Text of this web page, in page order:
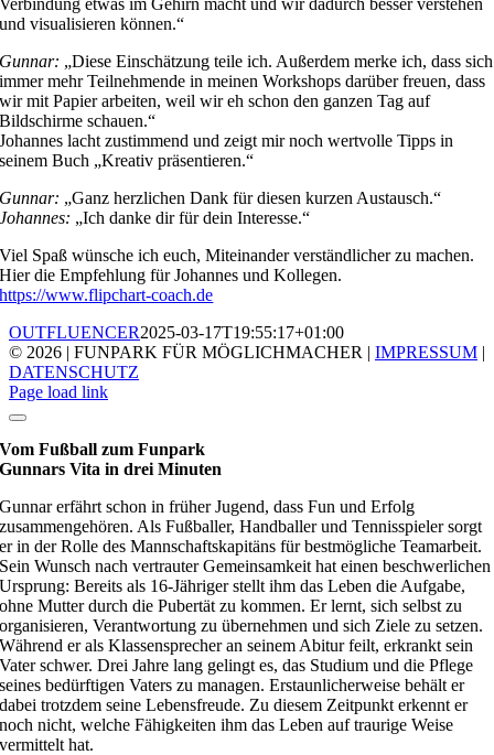
und visualisieren können.“
Gunnar: „Diese Einschätzung teile ich. Außerdem merke ich, dass sich
immer mehr Teilnehmende in meinen Workshops darüber freuen, dass
wir mit Papier arbeiten, weil wir eh schon den ganzen Tag auf
Bildschirme schauen.“
Johannes lacht zustimmend und zeigt mir noch wertvolle Tipps in
seinem Buch „Kreativ präsentieren.“
Gunnar: „Ganz herzlichen Dank für diesen kurzen Austausch.“
Johannes: „Ich danke dir für dein Interesse.“
Viel Spaß wünsche ich euch, Miteinander verständlicher zu machen.
Hier die Empfehlung für Johannes und Kollegen.
https://www.flipchart-coach.de
OUTFLUENCER2025-03-17T19:55:17+01:00
© 2026 | FUNPARK FÜR MÖGLICHMACHER | IMPRESSUM |
DATENSCHUTZ
Page load link
Vom Fußball zum Funpark
Gunnars Vita in drei Minuten
Gunnar erfährt schon in früher Jugend, dass Fun und Erfolg
zusammengehören. Als Fußballer, Handballer und Tennisspieler sorgt
er in der Rolle des Mannschaftskapitäns für bestmögliche Teamarbeit.
Sein Wunsch nach vertrauter Gemeinsamkeit hat einen beschwerlichen
Ursprung: Bereits als 16-Jähriger stellt ihm das Leben die Aufgabe,
ohne Mutter durch die Pubertät zu kommen. Er lernt, sich selbst zu
organisieren, Verantwortung zu übernehmen und sich Ziele zu setzen.
Während er als Klassensprecher an seinem Abitur feilt, erkrankt sein
Vater schwer. Drei Jahre lang gelingt es, das Studium und die Pflege
seines bedürftigen Vaters zu managen. Erstaunlicherweise behält er
dabei trotzdem seine Lebensfreude. Zu diesem Zeitpunkt erkennt er
noch nicht, welche Fähigkeiten ihm das Leben auf traurige Weise
vermittelt hat.